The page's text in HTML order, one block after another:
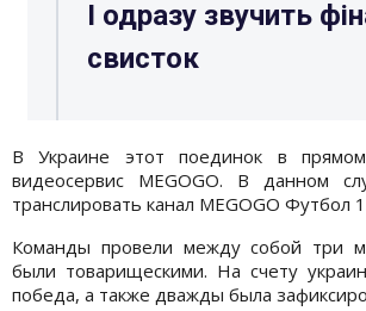
В Украине этот поединок в
видеосервис MEGOGO. В данном
транслировать канал MEGOGO Футбол
Команды провели между собой три
были товарищескими. На счету
победа, а также дважды была